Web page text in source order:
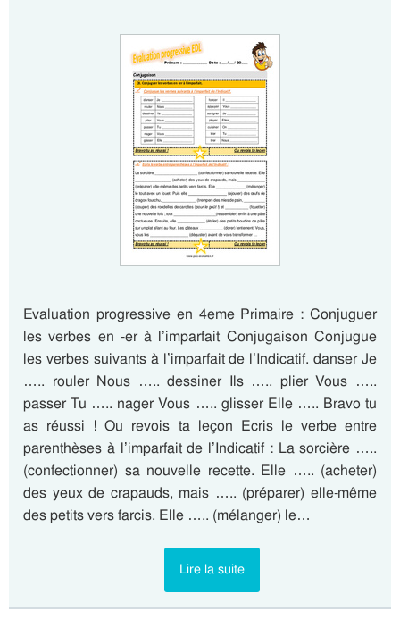
Evaluation progressive en 4eme Primaire : Conjuguer
les verbes en -er à l’imparfait Conjugaison Conjugue
les verbes suivants à l’imparfait de l’Indicatif. danser Je
….. rouler Nous ….. dessiner Ils ….. plier Vous …..
passer Tu ….. nager Vous ….. glisser Elle ….. Bravo tu
as réussi ! Ou revois ta leçon Ecris le verbe entre
parenthèses à l’imparfait de l’Indicatif : La sorcière …..
(confectionner) sa nouvelle recette. Elle ….. (acheter)
des yeux de crapauds, mais ….. (préparer) elle-même
des petits vers farcis. Elle ….. (mélanger) le…
Lire la suite